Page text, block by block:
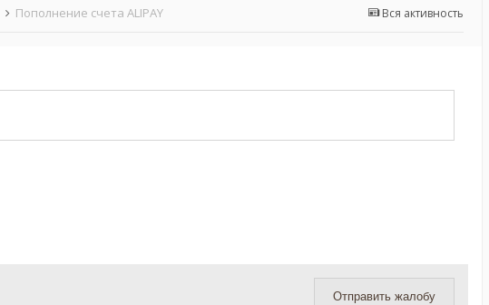
Вся активность
Пополнение счета ALIPAY
Отправить жалобу